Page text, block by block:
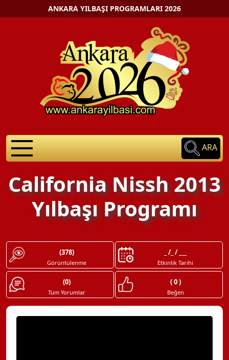
ANKARA YILBAŞI PROGRAMLARI 2026
ARA
California Nissh 2013
Yılbaşı Programı
(378)
Görüntülenme
_ /_ / ___
Etkinlik Tarihi
(0)
Tüm Yorumlar
( 0 )
Beğen